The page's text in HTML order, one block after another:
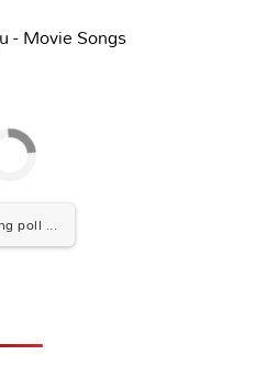
- Movie Songs
poll ...